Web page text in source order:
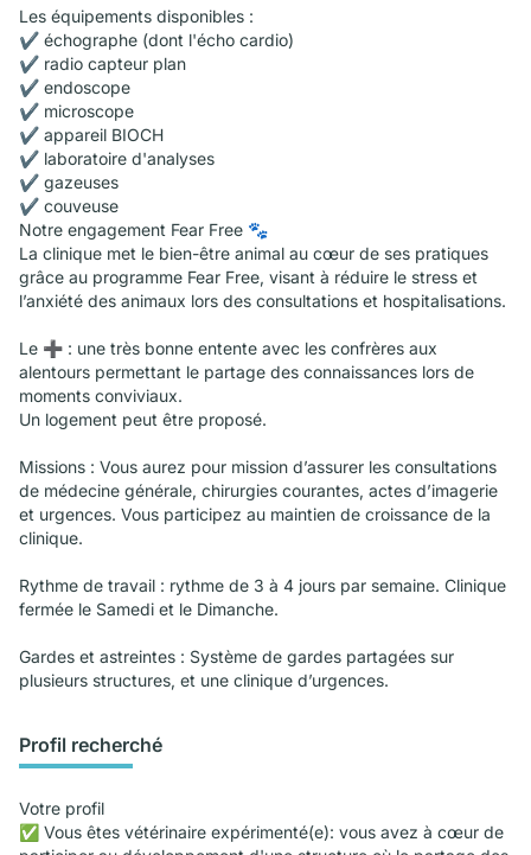
Les équipements disponibles :
✔ échographe (dont l'écho cardio)
✔ radio capteur plan
✔ endoscope
✔ microscope
✔ appareil BIOCH
✔ laboratoire d'analyses
✔ gazeuses
✔ couveuse
Notre engagement Fear Free 🐾
La clinique met le bien-être animal au cœur de ses pratiques
grâce au programme Fear Free, visant à réduire le stress et
l’anxiété des animaux lors des consultations et hospitalisations.
Le ➕ : une très bonne entente avec les confrères aux
alentours permettant le partage des connaissances lors de
moments conviviaux.
Un logement peut être proposé.
Missions : Vous aurez pour mission d’assurer les consultations
de médecine générale, chirurgies courantes, actes d’imagerie
et urgences. Vous participez au maintien de croissance de la
clinique.
Rythme de travail : rythme de 3 à 4 jours par semaine. Clinique
fermée le Samedi et le Dimanche.
Gardes et astreintes : Système de gardes partagées sur
plusieurs structures, et une clinique d’urgences.
Profil recherché
Votre profil
✅ Vous êtes vétérinaire expérimenté(e): vous avez à cœur de